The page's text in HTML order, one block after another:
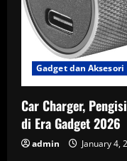
Gadget dan Aksesori
Car Charger,
di Era Gadget 2026
admin January 4,